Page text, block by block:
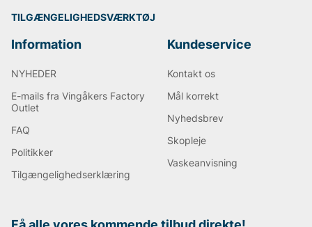
TILGÆNGELIGHEDSVÆRKTØJ
Information
NYHEDER
E-mails fra Vingåkers Factory
Outlet
FAQ
Politikker
Tilgængelighedserklæring
Kundeservice
Kontakt os
Mål korrekt
Nyhedsbrev
Skopleje
Vaskeanvisning